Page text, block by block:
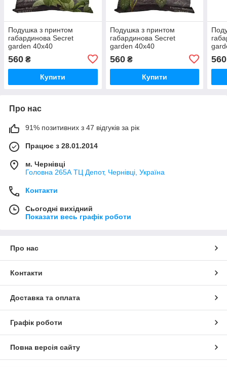
Подушка з принтом
габардинова Secret
garden 40x40
560 ₴
Купити
Подушка з принтом
габардинова Secret
garden 40x40
560₴
Купити
560
Про нас
91% позитивних з 47 відгуків за рік
Працює з 28.01.2014
м. Чернівці
Головна 265А ТЦ Депот, Чернівці, Україна
Контакти
Сьогодні вихідний
Показати весь графік роботи
Про нас
Контакти
Доставка та оплата
Графік роботи
Повна версія сайту